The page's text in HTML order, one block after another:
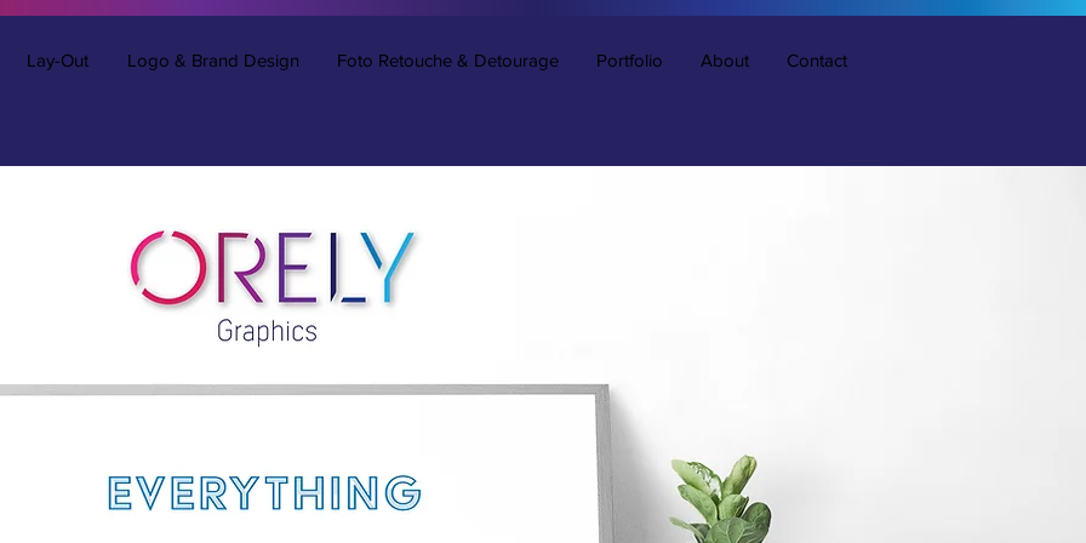
Lay-Out Logo & Brand Design Foto Retouche & Detourage Portfolio About Contact